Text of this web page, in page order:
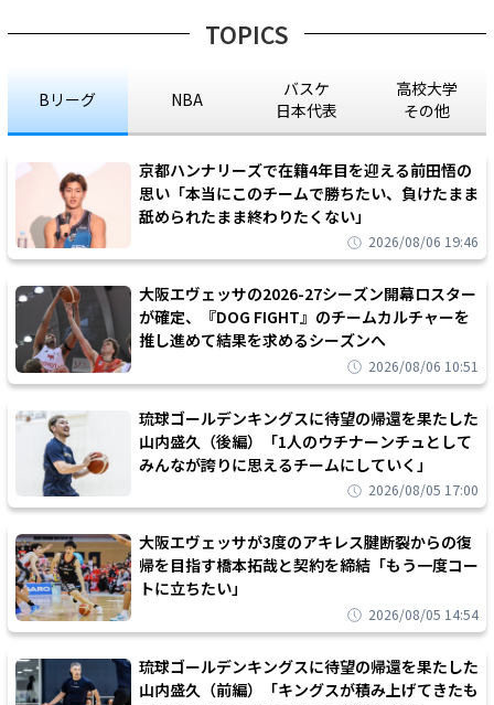
TOPICS
Bリーグ NBA
バスケ
日本代表
高校大学
その他
京都ハンナリーズで在籍4年目を迎える前田悟の
思い「本当にこのチームで勝ちたい、負けたまま
舐められたまま終わりたくない」
2026/08/06 19:46
大阪エヴェッサの2026-27シーズン開幕ロスター
が確定、『DOG FIGHT』のチームカルチャーを
推し進めて結果を求めるシーズンへ
2026/08/06 10:51
琉球ゴールデンキングスに待望の帰還を果たした
山内盛久（後編）「1人のウチナーンチュとして
みんなが誇りに思えるチームにしていく」
2026/08/05 17:00
大阪エヴェッサが3度のアキレス腱断裂からの復
帰を目指す橋本拓哉と契約を締結「もう一度コー
トに立ちたい」
2026/08/05 14:54
琉球ゴールデンキングスに待望の帰還を果たした
山内盛久（前編）「キングスが積み上げてきたも